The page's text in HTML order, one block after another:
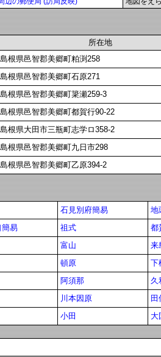
所在地
島根県邑智郡美郷町粕渕258
島根県邑智郡美郷町石原271
島根県邑智郡美郷町簗瀬259-3
島根県邑智郡美郷町都賀行90-22
島根県大田市三瓶町志学ロ358-2
島根県邑智郡美郷町九日市298
島根県邑智郡美郷町乙原394-2
石見別府簡易
地
簡易 祖式
都
富山
来
頓原
下
阿須那
久
川本因原
田
小田 大